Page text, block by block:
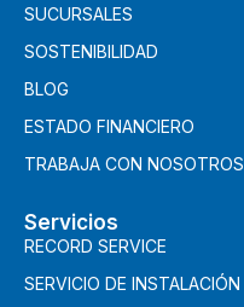
SUCURSALES
SOSTENIBILIDAD
BLOG
ESTADO FINANCIERO
TRABAJA CON NOSOTROS
Servicios
RECORD SERVICE
SERVICIO DE INSTALACIÓN